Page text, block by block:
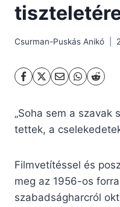
Csurman-Puskás Anikó
„Soha sem a szavak
tettek, a
Filmvetítéssel és
meg az 1956-os
szabadságharcról